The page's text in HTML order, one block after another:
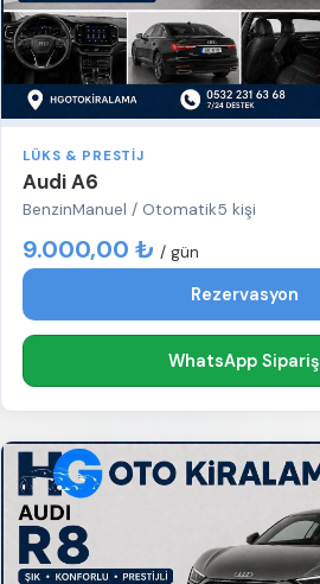
LÜKS & PRESTIJ
Audi A6
BenzinManuel / Otomatik5 kişi
9.000,00 ₺ / gün
Rezervasyon
WhatsApp Sipariş